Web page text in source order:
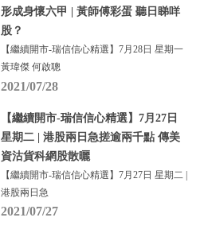
形成身懷六甲 | 黃師傅彩蛋 聽日睇咩
股？
【繼續開市-瑞信信心精選】7月28日 星期一
黃瑋傑 何啟聰
2021/07/28
【繼續開市-瑞信信心精選】7月27日
星期二 | 港股兩日急搓逾兩千點 傳美
資沽貨科網股散曬
【繼續開市-瑞信信心精選】7月27日 星期二 |
港股兩日急
2021/07/27